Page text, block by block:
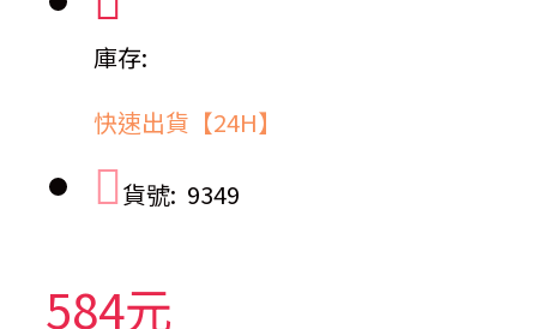
庫存:
快速出貨【24H】
貨號: 9349
584元